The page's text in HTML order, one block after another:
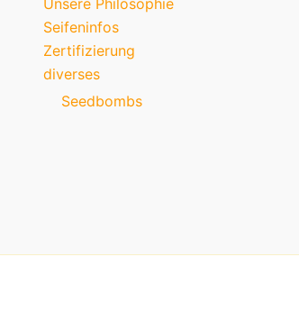
Unsere Philosophie
Seifeninfos
Zertifizierung
diverses
Seedbombs